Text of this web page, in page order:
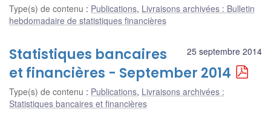
Type(s) de contenu : Publications, Livraisons archivées : Bulletin
hebdomadaire de statistiques financières
25 septembre 2014
Statistiques bancaires
et financières - September 2014
Type(s) de contenu : Publications, Livraisons archivées :
Statistiques bancaires et financières